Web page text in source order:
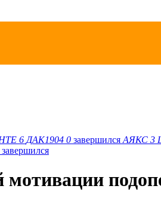
6 ДАК1904 0 завершился АЯКС 3
завершился